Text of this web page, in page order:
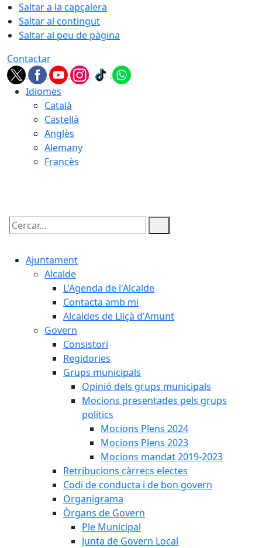
Saltar a la capçalera
Saltar al contingut
Saltar al peu de pàgina
Contactar
Idiomes
Català
Castellà
Anglès
Alemany
Francès
Cercar:
Ajuntament
Alcalde
L'Agenda de l'Alcalde
Contacta amb mi
Alcaldes de Lliçà d'Amunt
Govern
Consistori
Regidories
Grups municipals
Opinió dels grups municipals
Mocions presentades pels grups
polítics
Mocions Plens 2024
Mocions Plens 2023
Mocions mandat 2019-2023
Retribucions càrrecs electes
Codi de conducta i de bon govern
Organigrama
Òrgans de Govern
Ple Municipal
Junta de Govern Local